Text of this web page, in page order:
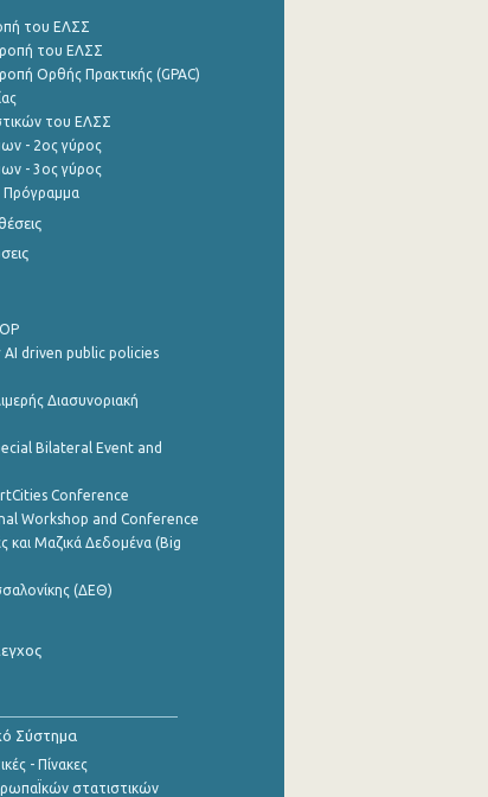
του ΕΛΣΣ
του ΕΛΣΣ
Ορθής Πρακτικής (GPAC)
του ΕΛΣΣ
- 2ος γύρος
- 3ος γύρος
Πρόγραμμα
driven public policies
Διασυνοριακή
Bilateral Event and
Conference
Workshop and Conference
και Μαζικά Δεδομένα (Big
(ΔΕΘ)
Σύστημα
- Πίνακες
στατιστικών